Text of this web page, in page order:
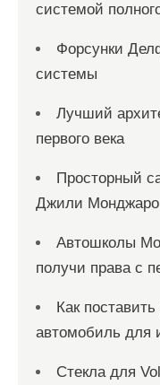
системой
Форсунки
системы
Лучший
первого века
Просторный
Джили Монджаро
Автошколы
получи права с
Как
автомобиль для
Стекла для